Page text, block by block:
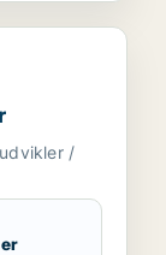
/
/